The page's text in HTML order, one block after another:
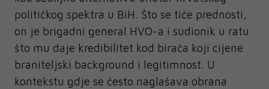
političkog spektra u BiH. Što se tiče prednosti,
on je brigadni general HVO-a i sudionik u ratu
što mu daje kredibilitet kod birača koji cijene
braniteljski background i legitimnost. U
kontekstu gdje se često naglašava obrana